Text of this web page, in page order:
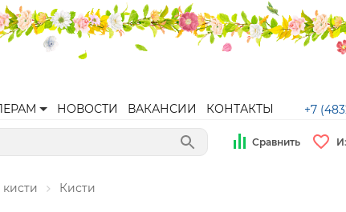
НОВОСТИ ВАКАНСИИ КОНТАКТЫ +7
Сравнить
Кисти